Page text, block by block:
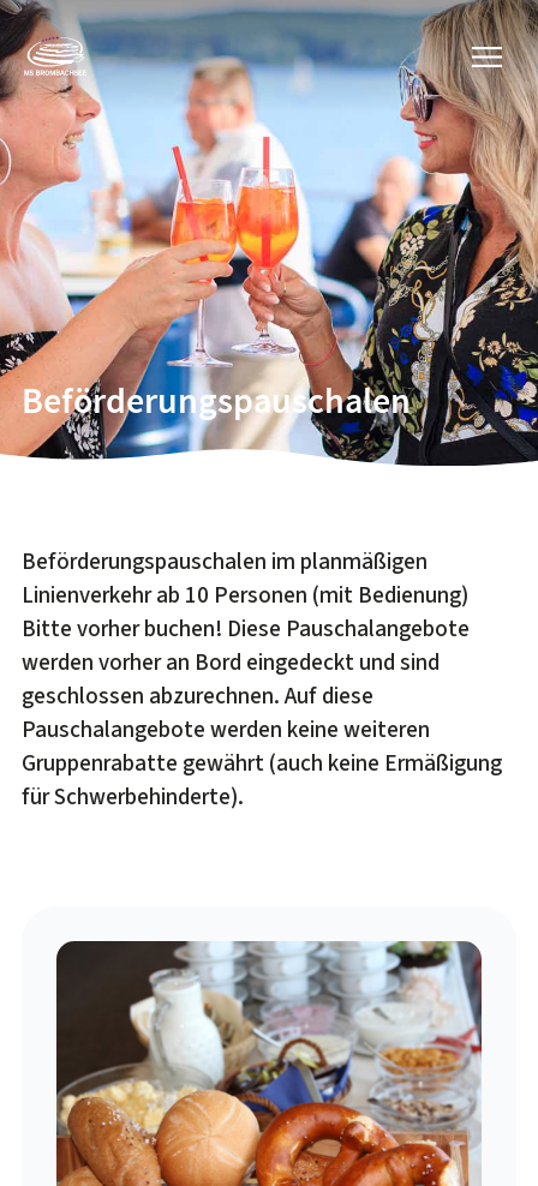
Beförderungspauschalen
Beförderungspauschalen im planmäßigen
Linienverkehr ab 10 Personen (mit Bedienung)
Bitte vorher buchen! Diese Pauschalangebote
werden vorher an Bord eingedeckt und sind
geschlossen abzurechnen. Auf diese
Pauschalangebote werden keine weiteren
Gruppenrabatte gewährt (auch keine Ermäßigung
für Schwerbehinderte).